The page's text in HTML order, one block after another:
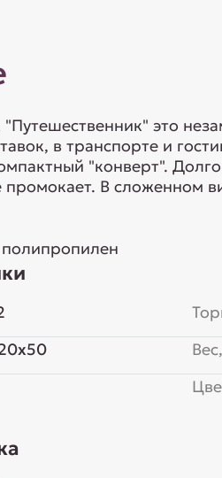
"Путешественник" это
в транспорте и
"конверт".
промокает. В сложенном